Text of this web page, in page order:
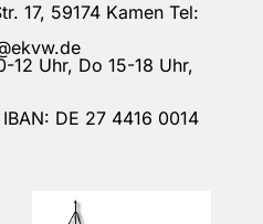
17, 59174 Kamen Tel:
12 Uhr, Do 15-18 Uhr,
DE 27 4416 0014